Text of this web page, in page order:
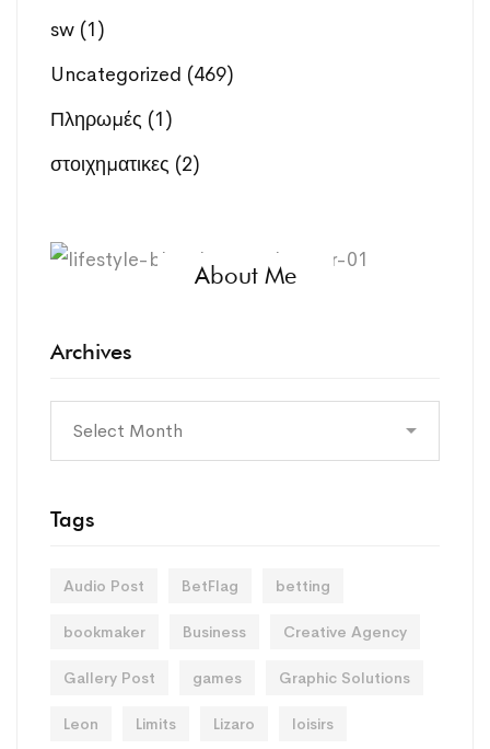
sw (1)
Uncategorized (469)
Πληρωμές (1)
στοιχηματικες (2)
About Me
Archives
Tags
Audio Post BetFlag betting
bookmaker Business Creative Agency
Gallery Post games Graphic Solutions
Leon Limits Lizaro loisirs